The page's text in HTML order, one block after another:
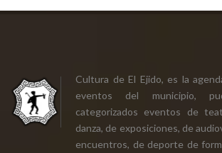
Cultura de El Ejido, es la
eventos del municipio,
categorizados eventos de
danza, de exposiciones, de
encuentros, de deporte de